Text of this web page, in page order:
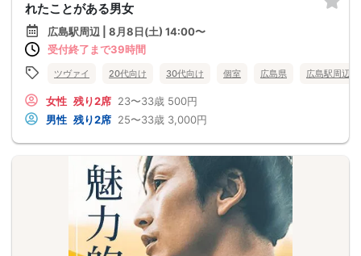
れたことがある男女
広島駅周辺 | 8月8日(土) 14:00〜
受付終了まで39時間
ツヴァイ 20代向け 30代向け 個室 広島県 広島駅周辺
女性 残り2席 23〜33歳 500円
男性 残り2席 25〜33歳 3,000円